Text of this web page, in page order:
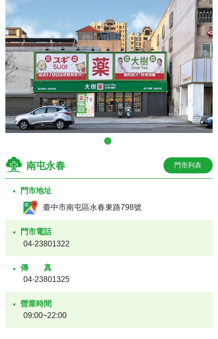
南屯永春 門市列表
門市地址
臺中市南屯區永春東路798號
門市電話
04-23801322
傳真
04-23801325
營業時間
09:00~22:00